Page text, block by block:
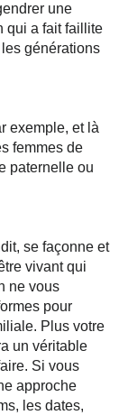
une
qui a fait faillite
générations
exemple, et là
femmes de
paternelle ou
se façonne et
vivant qui
ne vous
pour
Plus votre
un véritable
Si vous
approche
les dates,